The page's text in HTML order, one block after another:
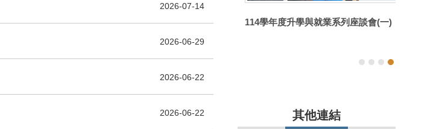
2026-07-14
2026-06-29
2026-06-22
2026-06-22
114學年度升學與就業系列座談會(一)
其他連結